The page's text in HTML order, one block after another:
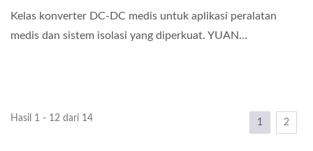
Kelas konverter DC-DC medis untuk aplikasi peralatan
medis dan sistem isolasi yang diperkuat. YUAN...
Hasil 1 - 12 dari 14 1 2